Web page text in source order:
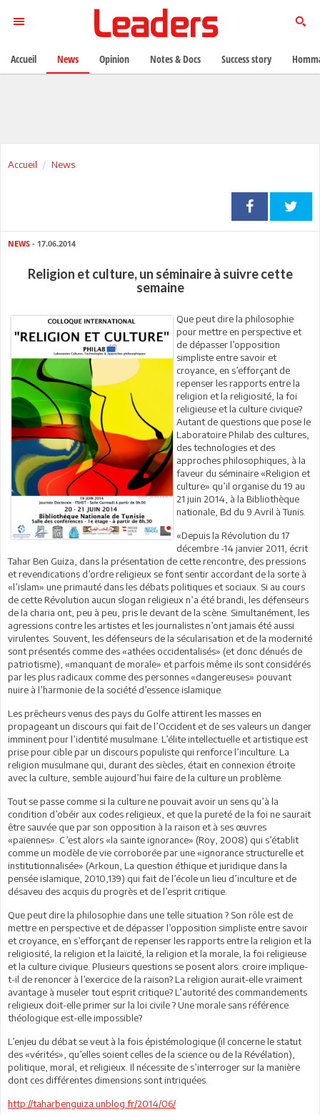
Accueil News
NEWS - 17.06.2014
Religion et culture, un séminaire à suivre cette
semaine
Que peut dire la philosophie
pour mettre en perspective et
de dépasser l’opposition
simpliste entre savoir et
croyance, en s’efforçant de
repenser les rapports entre la
religion et la religiosité, la foi
religieuse et la culture civique?
Autant de questions que pose le
Laboratoire Philab des cultures,
des technologies et des
approches philosophiques, à la
faveur du séminaire «Religion et
culture» qu’il organise du 19 au
21 juin 2014, à la Bibliothèque
nationale, Bd du 9 Avril à Tunis.
«Depuis la Révolution du 17
décembre -14 janvier 2011, écrit
Tahar Ben Guiza, dans la présentation de cette rencontre, des pressions
et revendications d’ordre religieux se font sentir accordant de la sorte à
«l’islam» une primauté dans les débats politiques et sociaux. Si au cours
de cette Révolution aucun slogan religieux n’a été brandi, les défenseurs
de la charia ont, peu à peu, pris le devant de la scène. Simultanément, les
agressions contre les artistes et les journalistes n’ont jamais été aussi
virulentes. Souvent, les défenseurs de la sécularisation et de la modernité
sont présentés comme des «athées occidentalisés» (et donc dénués de
patriotisme), «manquant de morale» et parfois même ils sont considérés
par les plus radicaux comme des personnes «dangereuses» pouvant
nuire à l’harmonie de la société d’essence islamique.
Les prêcheurs venus des pays du Golfe attirent les masses en
propageant un discours qui fait de l’Occident et de ses valeurs un danger
imminent pour l’identité musulmane. L’élite intellectuelle et artistique est
prise pour cible par un discours populiste qui renforce l’inculture. La
religion musulmane qui, durant des siècles, était en connexion étroite
avec la culture, semble aujourd’hui faire de la culture un problème.
Tout se passe comme si la culture ne pouvait avoir un sens qu’à la
condition d’obéir aux codes religieux, et que la pureté de la foi ne saurait
être sauvée que par son opposition à la raison et à ses œuvres
«païennes». C’est alors «la sainte ignorance» (Roy, 2008) qui s’établit
comme un modèle de vie corroborée par une «ignorance structurelle et
institutionnalisée» (Arkoun, La question éthique et juridique dans la
pensée islamique, 2010,139) qui fait de l’école un lieu d’inculture et de
désaveu des acquis du progrès et de l’esprit critique.
Que peut dire la philosophie dans une telle situation ? Son rôle est de
mettre en perspective et de dépasser l’opposition simpliste entre savoir
et croyance, en s’efforçant de repenser les rapports entre la religion et la
religiosité, la religion et la laïcité, la religion et la morale, la foi religieuse
et la culture civique. Plusieurs questions se posent alors: croire implique-
t-il de renoncer à l’exercice de la raison? La religion aurait-elle vraiment
avantage à museler tout esprit critique? L’autorité des commandements
religieux doit-elle primer sur la loi civile ? Une morale sans référence
théologique est-elle impossible?
L’enjeu du débat se veut à la fois épistémologique (il concerne le statut
des «vérités», qu’elles soient celles de la science ou de la Révélation),
politique, moral, et religieux. Il nécessite de s’interroger sur la manière
dont ces différentes dimensions sont intriquées.
http://taharbenguiza.unblog.fr/2014/06/
Accueil News Opinion Notes & Docs Success story